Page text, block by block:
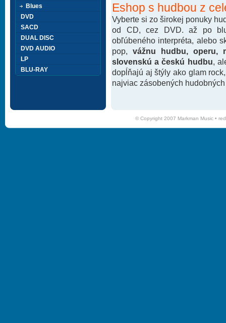
Eshop s hudbou z
Vyberte si zo širokej ponuky
od CD, cez DVD. až po
obľúbeného interpréta, alebo
pop, vážnu hudbu, operu,
slovenskú a českú hudbu ,
dopĺňajú aj štýly ako glam
najviac zásobených
Blues
DVD
SACD
DUAL DISC
DVD AUDIO
LP
BLU-RAY
© Copyright 2007 Markman Music •